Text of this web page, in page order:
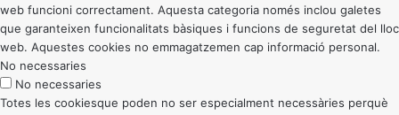
web funcioni correctament. Aquesta categoria només inclou galetes
que garanteixen funcionalitats bàsiques i funcions de seguretat del lloc
web. Aquestes cookies no emmagatzemen cap informació personal.
No necessaries
No necessaries
Totes les cookiesque poden no ser especialment necessàries perquè